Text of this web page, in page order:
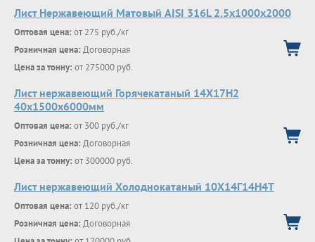
Лист Нержавеющий Матовый AISI 316L 2.5х1000х2000
Оптовая цена: от 275 руб./кг
Розничная цена: Договорная
Цена за тонну: от 275000 руб.
Лист нержавеющий Горячекатаный 14Х17Н2
40x1500x6000мм
Оптовая цена: от 300 руб./кг
Розничная цена: Договорная
Цена за тонну: от 300000 руб.
Лист нержавеющий Холоднокатаный 10Х14Г14Н4Т
Оптовая цена: от 120 руб./кг
Розничная цена: Договорная